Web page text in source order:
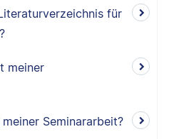
für
meiner
Seminararbeit?